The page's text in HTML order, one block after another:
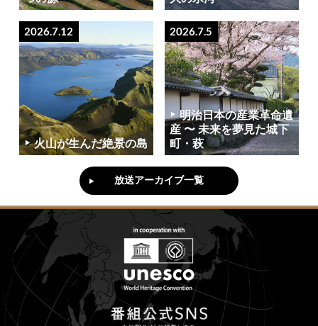
2026.7.12
火山が生んだ絶景の島
2026.7.5
明治日本の産業革命遺
産 〜 未来を夢見た城下
町・萩
放送アーカイブ一覧